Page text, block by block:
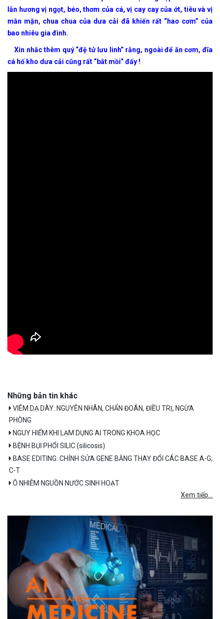
lẫn hương vị ngọt, béo, thơm của cá, vị cay cay của ớt, tiêu và vị
mằn mặn, chua chua của dưa cải đã khiến rất “hao cơm” của
bao nhiêu gia đình.
Xin nhắc thêm quý “đệ tử lưu linh” rằng, ngoài để ăn cơm, đĩa
cá hố kho dưa cải cũng rất “bắt mồi” đấy !
Những bản tin khác
VIÊM DẠ DÀY: NGUYÊN NHÂN, CHẨN ĐOÁN, ĐIỀU TRỊ, NGỪA
PHÒNG
NGUY HIỂM KHI LẠM DỤNG AI TRONG KHOA HỌC
BỆNH BỤI PHỔI SILIC (silicosis)
BASE EDITING: CHỈNH SỬA GENE BẰNG THAY ĐỔI CÁC BASE A-G;
C-T
Ô NHIỄM NGUỒN NƯỚC SINH HOẠT
Xem tiếp...